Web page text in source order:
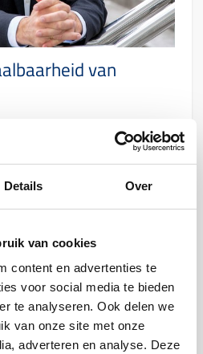
Details Over
van cookies
content en advertenties te
voor social media te bieden
te analyseren. Ook delen we
van onze site met onze
adverteren en analyse. Deze
van
met een hypotheek in
hun financiën. Hiermee
betalingsproblemen op, met